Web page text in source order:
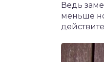
Ведь
меньше